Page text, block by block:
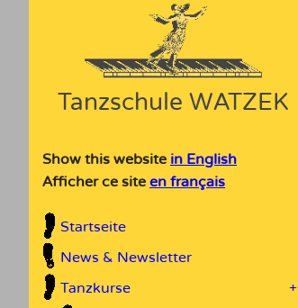
Tanzschule WATZEK
Show this website in English
Afficher ce site en français
Startseite
News & Newsletter
Tanzkurse
+